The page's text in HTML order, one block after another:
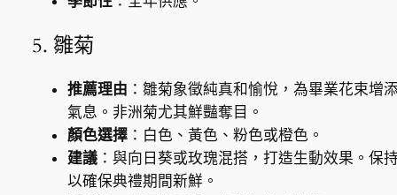
5. 雛菊
推薦理由 ：雛菊象徵純真和愉悅，為畢業花束增
氣息。非洲菊尤其鮮豔奪目。
顏色選擇：白色、黃色、粉色或橙色。
建議：與向日葵或玫瑰混搭，打造生動效果。保
以確保典禮期間新鮮。